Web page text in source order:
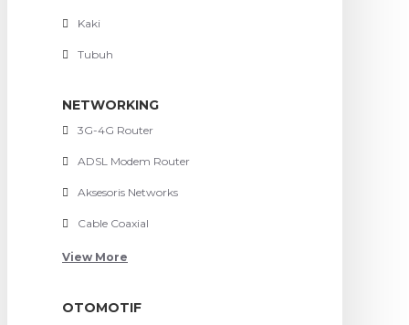
Kaki
Tubuh
NETWORKING
3G-4G Router
ADSL Modem Router
Aksesoris Networks
Cable Coaxial
View More
OTOMOTIF